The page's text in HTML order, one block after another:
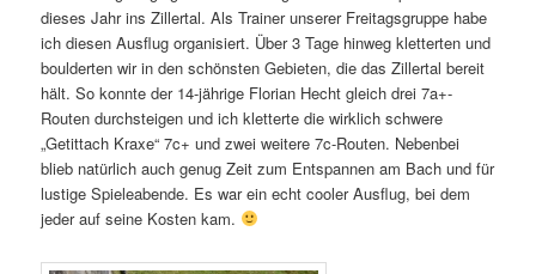
dieses Jahr ins Zillertal. Als Trainer unserer Freitagsgruppe habe
ich diesen Ausflug organisiert. Über 3 Tage hinweg kletterten und
boulderten wir in den schönsten Gebieten, die das Zillertal bereit
hält. So konnte der 14-jährige Florian Hecht gleich drei 7a+-
Routen durchsteigen und ich kletterte die wirklich schwere
„Getittach Kraxe“ 7c+ und zwei weitere 7c-Routen. Nebenbei
blieb natürlich auch genug Zeit zum Entspannen am Bach und für
lustige Spieleabende. Es war ein echt cooler Ausflug, bei dem
jeder auf seine Kosten kam.